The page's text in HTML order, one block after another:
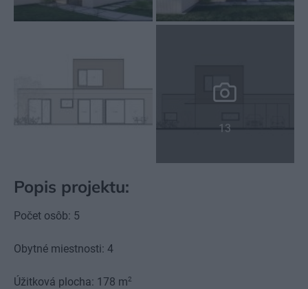
13
Popis projektu:
Počet osôb: 5
Obytné miestnosti: 4
Úžitková plocha: 178 m2